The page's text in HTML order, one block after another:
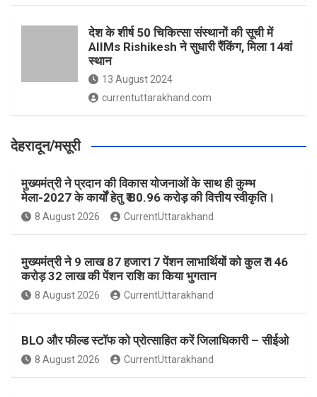
देश के शीर्ष 50 चिकित्सा संस्थानों की सूची में
AIIMs Rishikesh ने सुधारी रैंकिंग, मिला 14वां
स्थान
13 August 2024
currentuttarakhand.com
देहरादून/मसूरी
मुख्यमंत्री ने प्रदान की विकास योजनाओं के साथ ही कुम्भ
मेला-2027 के कार्यों हेतु ₹ 80.96 करोड़ की वित्तीय स्वीकृति।
8 August 2026 CurrentUttarakhand
मुख्यमंत्री ने 9 लाख 87 हजार17 पेंशन लाभार्थियों को कुल ₹ 146
करोड़ 32 लाख की पेंशन राशि का किया भुगतान
8 August 2026 CurrentUttarakhand
BLO और फील्ड स्टॉफ को प्रोत्साहित करें जिलाधिकारी – सीईओ
8 August 2026 CurrentUttarakhand